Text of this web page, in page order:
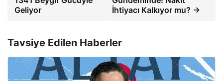
Geliyor
İhtiyacı Kalkıyor mu? →
Tavsiye Edilen Haberler